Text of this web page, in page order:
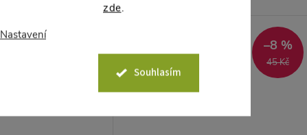
zde.
Nastavení
Souhlasím
45 Kč
–8 %